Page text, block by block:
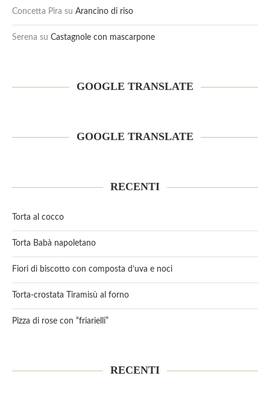
Concetta Pira su Arancino di riso
Serena su Castagnole con mascarpone
GOOGLE TRANSLATE
GOOGLE TRANSLATE
RECENTI
Torta al cocco
Torta Babà napoletano
Fiori di biscotto con composta d’uva e noci
Torta-crostata Tiramisù al forno
Pizza di rose con “friarielli”
RECENTI